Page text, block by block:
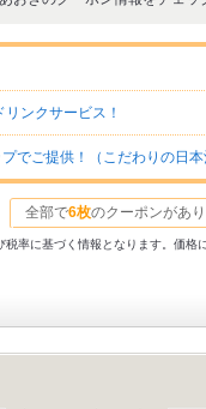
ンクサービス！
でご提供！（こだわりの日本
全部で6枚のクーポンがあり
率に基づく情報となります。価格